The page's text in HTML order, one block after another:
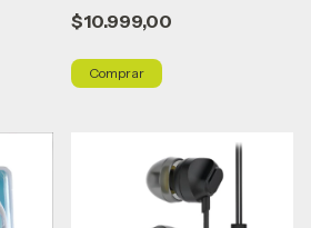
$10.999,00
Comprar